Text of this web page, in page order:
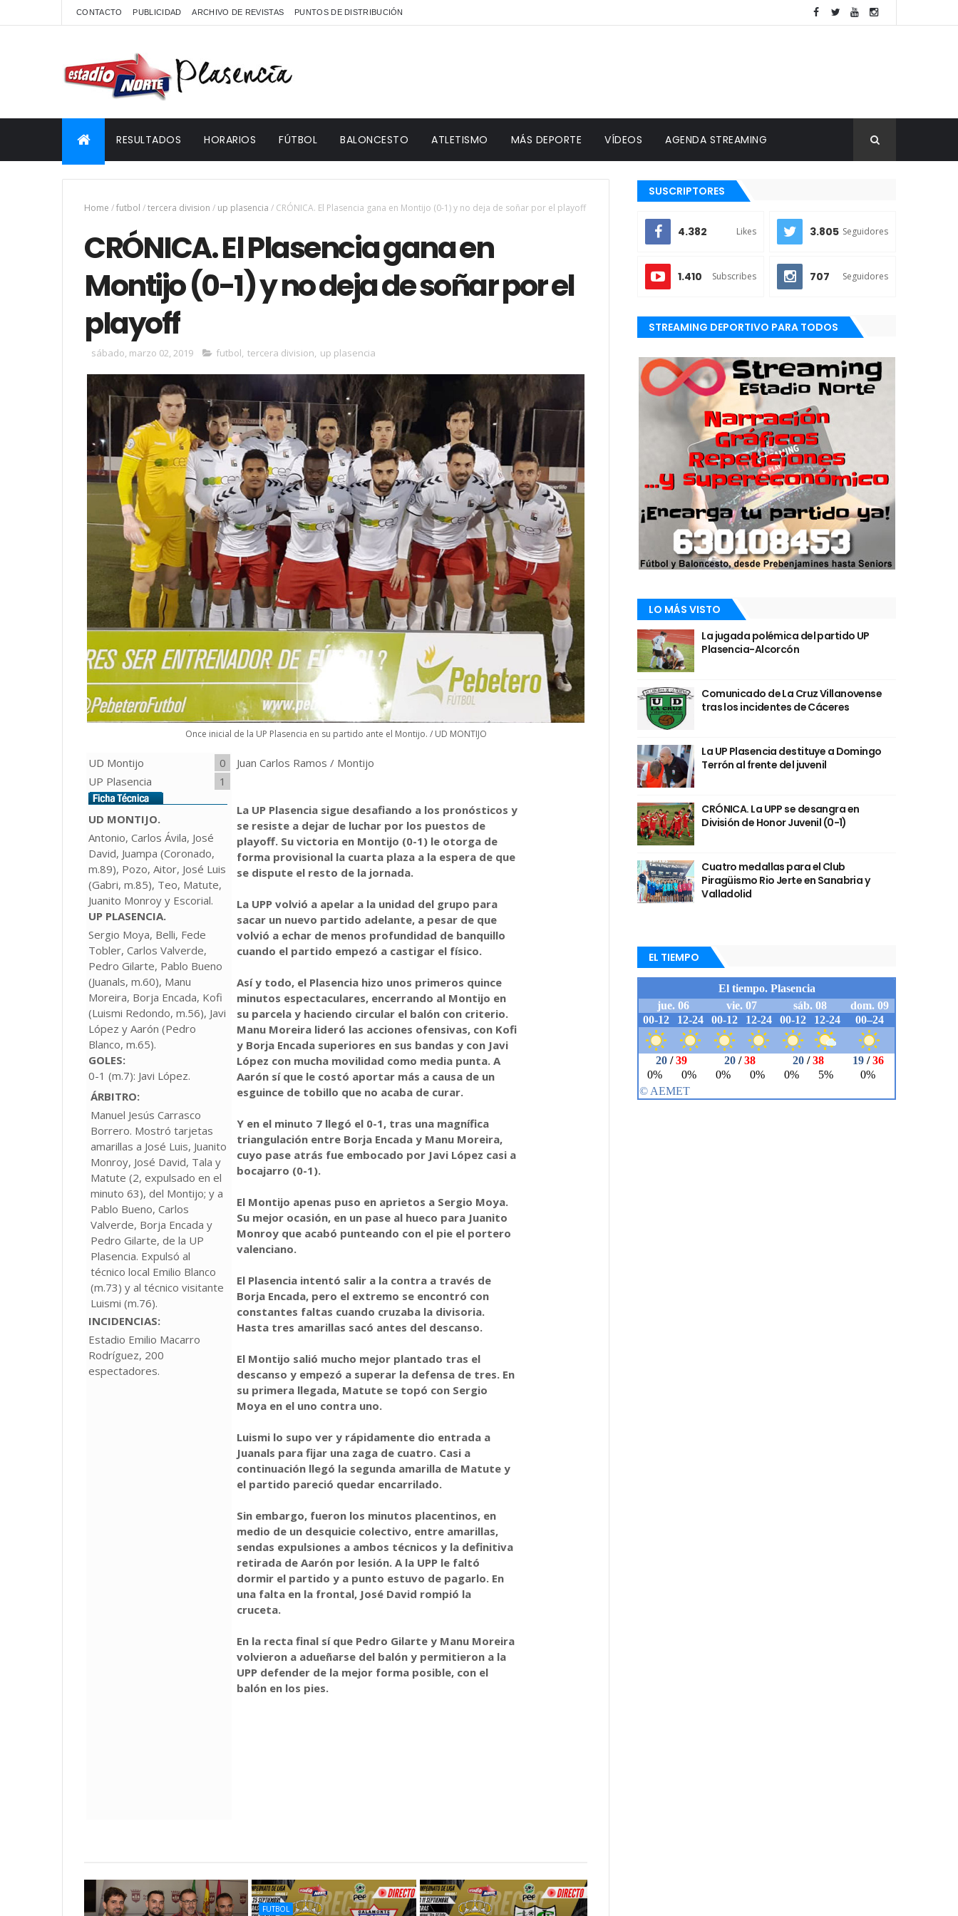
CONTACTO PUBLICIDAD ARCHIVO DE REVISTAS PUNTOS DE DISTRIBUCIÓN
RESULTADOS HORARIOS FÚTBOL BALONCESTO ATLETISMO MÁS DEPORTE VÍDEOS AGENDA STREAMING
Home /futbol /tercera division / up plasencia / CRÓNICA. El Plasencia gana en Montijo (0-1) y no deja de soñar por el playoff
CRÓNICA. El Plasencia gana en
Montijo (0-1) y no deja de soñar por el
playoff
sábado, marzo 02, 2019 futbol, tercera division, up plasencia
Once inicial de la UP Plasencia en su partido ante el Montijo. / UD MONTIJO
UD Montijo
0
UP Plasencia
1
UD MONTIJO.
Antonio, Carlos Ávila, José
David, Juampa (Coronado,
m.89), Pozo, Aitor, José Luis
(Gabri, m.85), Teo, Matute,
Juanito Monroy y Escorial.
UP PLASENCIA.
Sergio Moya, Belli, Fede
Tobler, Carlos Valverde,
Pedro Gilarte, Pablo Bueno
(Juanals, m.60), Manu
Moreira, Borja Encada, Kofi
(Luismi Redondo, m.56), Javi
López y Aarón (Pedro
Blanco, m.65).
GOLES:
0-1 (m.7): Javi López.
ÁRBITRO:
Manuel Jesús Carrasco
Borrero. Mostró tarjetas
amarillas a José Luis, Juanito
Monroy, José David, Tala y
Matute (2, expulsado en el
minuto 63), del Montijo; y a
Pablo Bueno, Carlos
Valverde, Borja Encada y
Pedro Gilarte, de la UP
Plasencia. Expulsó al
técnico local Emilio Blanco
(m.73) y al técnico visitante
Luismi (m.76).
INCIDENCIAS:
Estadio Emilio Macarro
Rodríguez, 200
espectadores.
Juan Carlos Ramos / Montijo
La UP Plasencia sigue desafiando a los pronósticos y
se resiste a dejar de luchar por los puestos de
playoff. Su victoria en Montijo (0-1) le otorga de
forma provisional la cuarta plaza a la espera de que
se dispute el resto de la jornada.
La UPP volvió a apelar a la unidad del grupo para
sacar un nuevo partido adelante, a pesar de que
volvió a echar de menos profundidad de banquillo
cuando el partido empezó a castigar el físico.
Así y todo, el Plasencia hizo unos primeros quince
minutos espectaculares, encerrando al Montijo en
su parcela y haciendo circular el balón con criterio.
Manu Moreira lideró las acciones ofensivas, con Kofi
y Borja Encada superiores en sus bandas y con Javi
López con mucha movilidad como media punta. A
Aarón sí que le costó aportar más a causa de un
esguince de tobillo que no acaba de curar.
Y en el minuto 7 llegó el 0-1, tras una magnífica
triangulación entre Borja Encada y Manu Moreira,
cuyo pase atrás fue embocado por Javi López casi a
bocajarro (0-1).
El Montijo apenas puso en aprietos a Sergio Moya.
Su mejor ocasión, en un pase al hueco para Juanito
Monroy que acabó punteando con el pie el portero
valenciano.
El Plasencia intentó salir a la contra a través de
Borja Encada, pero el extremo se encontró con
constantes faltas cuando cruzaba la divisoria.
Hasta tres amarillas sacó antes del descanso.
El Montijo salió mucho mejor plantado tras el
descanso y empezó a superar la defensa de tres. En
su primera llegada, Matute se topó con Sergio
Moya en el uno contra uno.
Luismi lo supo ver y rápidamente dio entrada a
Juanals para fijar una zaga de cuatro. Casi a
continuación llegó la segunda amarilla de Matute y
el partido pareció quedar encarrilado.
Sin embargo, fueron los minutos placentinos, en
medio de un desquicie colectivo, entre amarillas,
sendas expulsiones a ambos técnicos y la definitiva
retirada de Aarón por lesión. A la UPP le faltó
dormir el partido y a punto estuvo de pagarlo. En
una falta en la frontal, José David rompió la
cruceta.
En la recta final sí que Pedro Gilarte y Manu Moreira
volvieron a adueñarse del balón y permitieron a la
UPP defender de la mejor forma posible, con el
balón en los pies.
FUTBOL
SUSCRIPTORES
4.382 Likes 3.805 Seguidores
1.410 Subscribes 707 Seguidores
STREAMING DEPORTIVO PARA TODOS
LO MÁS VISTO
La jugada polémica del partido UP
Plasencia-Alcorcón
Comunicado de La Cruz Villanovense
tras los incidentes de Cáceres
La UP Plasencia destituye a Domingo
Terrón al frente del juvenil
CRÓNICA. La UPP se desangra en
División de Honor Juvenil (0-1)
Cuatro medallas para el Club
Piragüismo Rio Jerte en Sanabria y
Valladolid
EL TIEMPO